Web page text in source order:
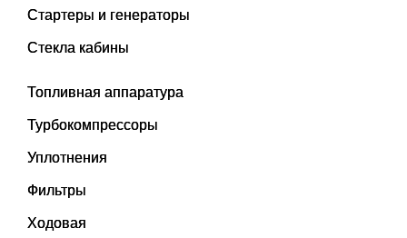
Стартеры и генераторы
Стекла кабины
Топливная аппаратура
Турбокомпрессоры
Уплотнения
Фильтры
Ходовая